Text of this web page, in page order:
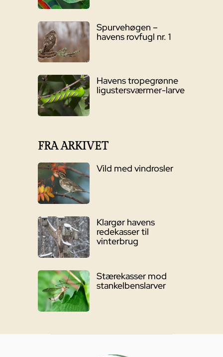
Spurvehøgen –
havens rovfugl nr. 1
Havens tropegrønne
ligustersværmer-larve
FRA ARKIVET
Vild med vindrosler
Klargør havens
redekasser til
vinterbrug
Stærekasser mod
stankelbenslarver